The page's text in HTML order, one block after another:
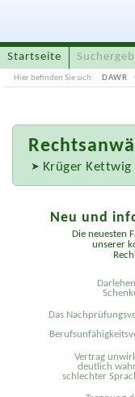
Startseite
Hier befinden Sie sich: DAWR
Krüger
Neu und
Die neuesten
unserer
Das
Vertrag
deutlich
schlechter